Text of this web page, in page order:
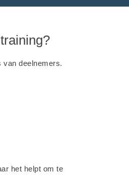
van deelnemers.
het helpt om te